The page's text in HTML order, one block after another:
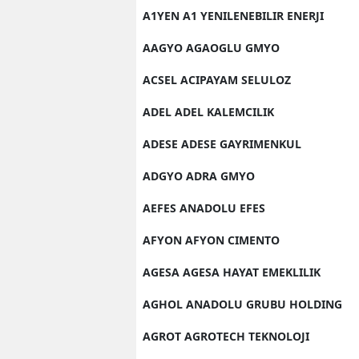
A1YEN A1 YENILENEBILIR ENERJI
AAGYO AGAOGLU GMYO
ACSEL ACIPAYAM SELULOZ
ADEL ADEL KALEMCILIK
ADESE ADESE GAYRIMENKUL
ADGYO ADRA GMYO
AEFES ANADOLU EFES
AFYON AFYON CIMENTO
AGESA AGESA HAYAT EMEKLILIK
AGHOL ANADOLU GRUBU HOLDING
AGROT AGROTECH TEKNOLOJI